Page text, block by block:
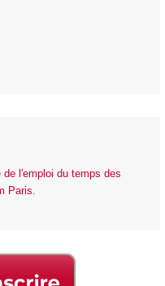
l'emploi du temps des
Paris.